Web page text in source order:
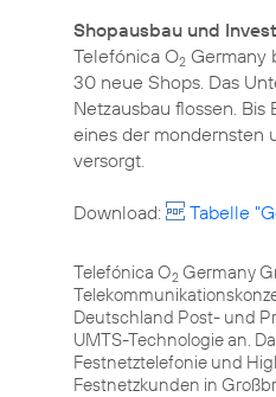
Shopausbau und
Telefónica O2 Germany
30 neue Shops. Das
Netzausbau flossen.
eines der mondernsten
versorgt.
Download: Tabelle
Telefónica O2 Germany
Deutschland Post- und
UMTS-Technologie an.
Festnetztelefonie und
Festnetzkunden in